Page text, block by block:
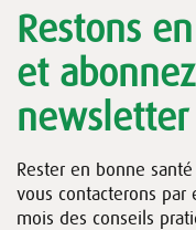
Restons
et
newsletter
Rester en bonne
vous contacterons
mois des conseils